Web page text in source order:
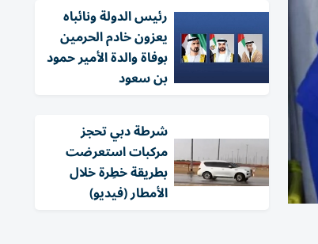
رئيس الدولة ونائباه
يعزون خادم الحرمين
بوفاة والدة الأمير حمود
بن سعود
شرطة دبي تحجز
مركبات استعرضت
بطريقة خطِرة خلال
الأمطار (فيديو)